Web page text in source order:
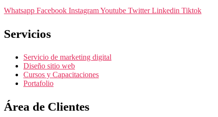
Whatsapp Facebook InstagramYoutube Twitter Linkedin Tiktok
Servicios
Servicio de marketing digital
Diseño sitio web
Cursos y Capacitaciones
Portafolio
Área de Clientes